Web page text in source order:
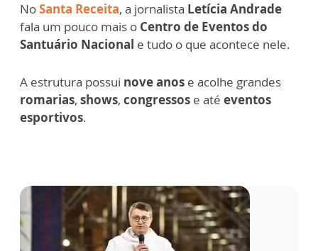
NoSanta Receita, a jornalista Letícia Andrade
fala um pouco mais o Centro de Eventos do
Santuário Nacional e tudo o que acontece nele.
A estrutura possui nove anos e acolhe grandes
romarias, shows, congressos e até eventos
esportivos.